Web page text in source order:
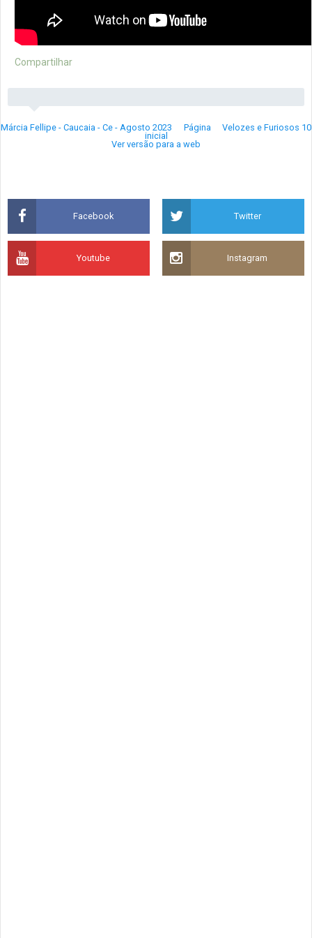
Compartilhar
Márcia Fellipe - Caucaia - Ce - Agosto 2023 Velozes e Furiosos 10
Página
inicial
Ver versão para a web
Facebook Twitter
Youtube Instagram